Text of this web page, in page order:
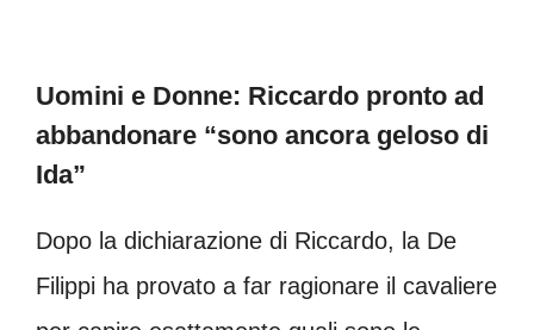
Uomini e Donne: Riccardo pronto ad
abbandonare “sono ancora geloso di
Ida”
Dopo la dichiarazione di Riccardo, la De
Filippi ha provato a far ragionare il cavaliere